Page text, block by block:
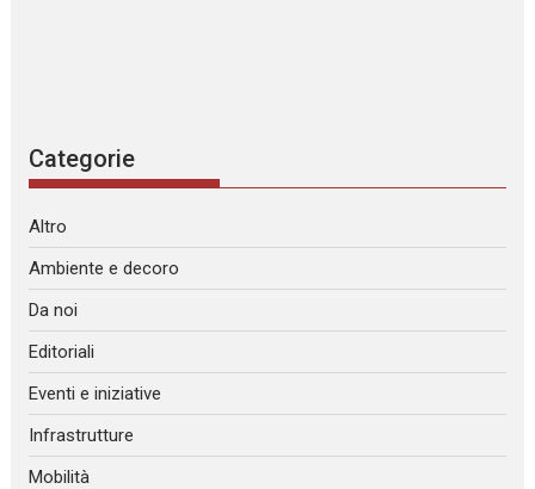
Categorie
Altro
Ambiente e decoro
Da noi
Editoriali
Eventi e iniziative
Infrastrutture
Mobilità